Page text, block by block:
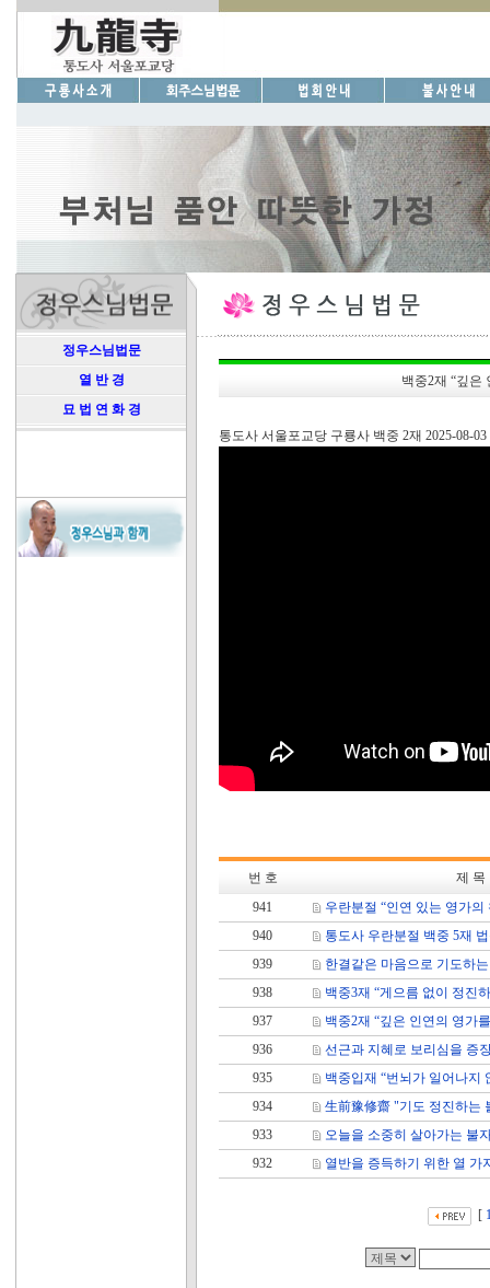
정우스님법문
열 반 경
묘 법 연 화 경
백중2재 “깊은
통도사 서울포교당 구룡사 백중 2재 2025-08-03
번 호
제 목
941
우란분절 “인연 있는 영가의
940
통도사 우란분절 백중 5재
939
한결같은 마음으로 기도하
938
백중3재 “게으름 없이 정진
937
백중2재 “깊은 인연의 영가
936
선근과 지혜로 보리심을 증
935
백중입재 “번뇌가 일어나지
934
生前豫修齋 "기도 정진하는
933
오늘을 소중히 살아가는 불
932
열반을 증득하기 위한 열 가
[